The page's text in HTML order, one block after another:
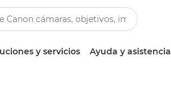
y servicios Ayuda y asistencia